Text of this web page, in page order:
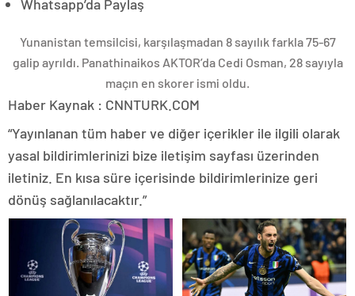
Whatsapp’da Paylaş
Yunanistan temsilcisi, karşılaşmadan 8 sayılık farkla 75-67
galip ayrıldı. Panathinaikos AKTOR’da Cedi Osman, 28 sayıyla
maçın en skorer ismi oldu.
Haber Kaynak : CNNTURK.COM
“Yayınlanan tüm haber ve diğer içerikler ile ilgili olarak
yasal bildirimlerinizi bize iletişim sayfası üzerinden
iletiniz. En kısa süre içerisinde bildirimlerinize geri
dönüş sağlanılacaktır.”